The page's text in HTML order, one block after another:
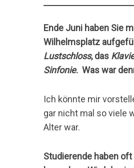
Ende Juni haben Sie
Wilhelmsplatz
Lustschloss, das
Sinfonie. Was war
Ich könnte mir
gar nicht mal so viele
Alter war.
Studierende haben